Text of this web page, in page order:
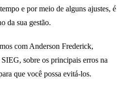
e por meio de alguns ajustes, é
da sua gestão.
com Anderson Frederick,
sobre os principais erros na
que você possa evitá-los.